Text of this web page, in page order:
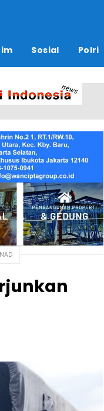
Sosial Polri